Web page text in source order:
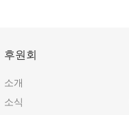
후원회
소개
소식